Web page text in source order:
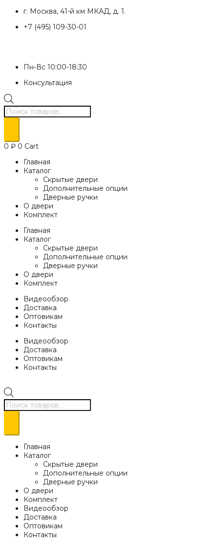
Перейти
содержимому
г. Москва, 41-й км МКАД, д. 1.
+7 (495) 109-30-01
Пн-Вс 10:00-18:30
Консультация
Поиск
товаров
0 ₽ 0 Cart
Главная
Каталог
Скрытые двери
Дополнительные опции
Дверные ручки
О двери
Комплект
Главная
Каталог
Скрытые двери
Дополнительные опции
Дверные ручки
О двери
Комплект
Видеообзор
Доставка
Оптовикам
Контакты
Видеообзор
Доставка
Оптовикам
Контакты
Поиск
товаров
Главная
Каталог
Скрытые двери
Дополнительные опции
Дверные ручки
О двери
Комплект
Видеообзор
Доставка
Оптовикам
Контакты